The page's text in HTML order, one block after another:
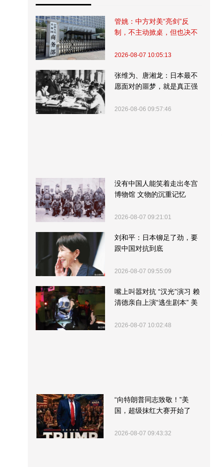
管姚：中方对美“亮剑”反
制，不主动掀桌，但也决不
2026-08-07 10:05:13
张维为、唐湘龙：日本最不
愿面对的噩梦，就是真正强
2026-08-06 09:57:46
没有中国人能笑着走出冬宫
博物馆 文物的沉重记忆
2026-08-07 09:21:01
刘和平：日本铆足了劲，要
跟中国对抗到底
2026-08-07 09:55:09
嘴上叫嚣对抗 “汉光”演习 赖
清德亲自上演“逃生剧本” 美
2026-08-07 10:02:48
“向特朗普同志致敬！”美
国，超级抹红大赛开始了
2026-08-07 09:43:32